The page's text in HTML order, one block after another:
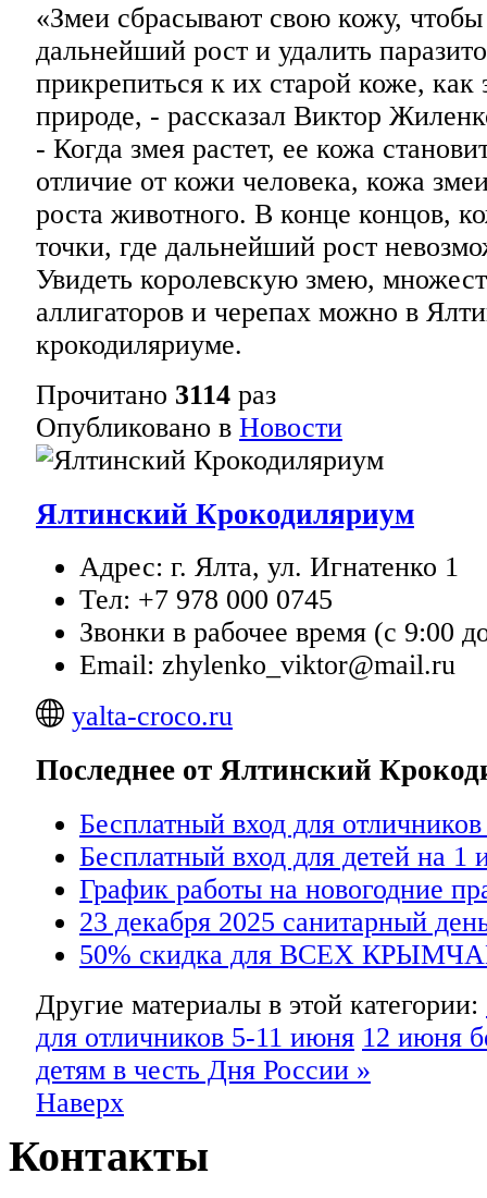
«Змеи сбрасывают свою кожу, чтобы
дальнейший рост и удалить
прикрепиться к их старой коже, как
природе, - рассказал Виктор
- Когда змея растет, ее кожа
отличие от кожи человека, кожа
роста животного. В конце концов,
точки, где дальнейший рост
Увидеть королевскую змею,
аллигаторов и черепах можно в
крокодиляриуме.
Прочитано 3114 раз
Опубликовано в Новости
Ялтинский Крокодиляриум
Адрес: г. Ялта, ул. Игнатенко 1
Тел: +7 978 000 0745
Звонки в рабочее время (с 9:00
Email: zhylenko_viktor@mail.ru
yalta-croco.ru
Последнее от Ялтинский
Бесплатный вход для
Бесплатный вход для детей на 1
График работы на новогодние
23 декабря 2025 санитарный
50% скидка для ВСЕХ
Другие материалы в этой категории:
для отличников 5-11 июня 12 июня
детям в честь Дня России »
Наверх
Контакты